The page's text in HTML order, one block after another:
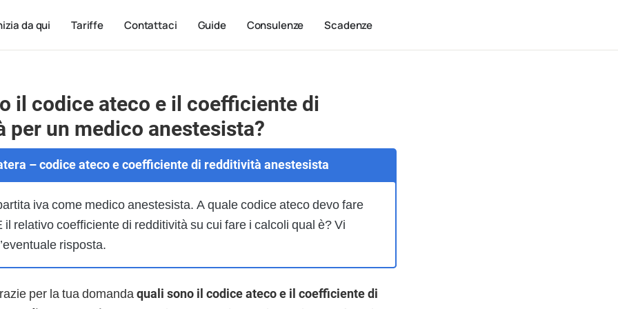
da qui Tariffe Contattaci Guide Consulenze Scadenze
il codice ateco e il coefficiente di
per un medico anestesista?
– codice ateco e coefficiente di redditività anestesista
iva come medico anestesista. A quale codice ateco devo fare
il relativo coefficiente di redditività su cui fare i calcoli qual è? Vi
risposta.
per la tua domanda quali sono il codice ateco e il coefficiente di